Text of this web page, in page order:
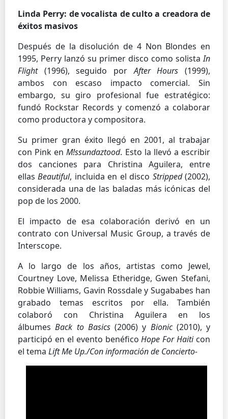
Linda Perry: de vocalista de culto a creadora de
éxitos masivos
Después de la disolución de 4 Non Blondes en
1995, Perry lanzó su primer disco como solistaIn
Flight(1996), seguido porAfter Hours (1999),
ambos con escaso impacto comercial. Sin
embargo, su giro profesional fue estratégico:
fundó Rockstar Records y comenzó a colaborar
como productora y compositora.
Su primer gran éxito llegó en 2001, al trabajar
con Pink enM!ssundaztood. Esto la llevó a escribir
dos canciones para Christina Aguilera, entre
ellasBeautiful, incluida en el disco Stripped(2002),
considerada una de las baladas más icónicas del
pop de los 2000.
El impacto de esa colaboración derivó en un
contrato con Universal Music Group, a través de
Interscope.
A lo largo de los años, artistas como Jewel,
Courtney Love, Melissa Etheridge, Gwen Stefani,
Robbie Williams, Gavin Rossdale y Sugababes han
grabado temas escritos por ella. También
colaboró con Christina Aguilera en los
álbumesBack to Basics(2006) y Bionic(2010), y
participó en el evento benéficoHope For Haiti con
el tema Lift Me Up./Con información de Concierto-